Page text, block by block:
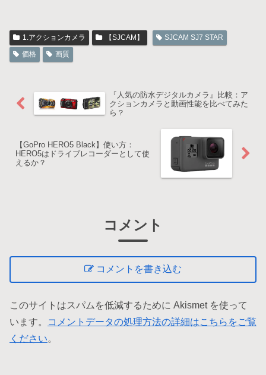
1.アクションカメラ 【SJCAM】
SJCAM SJ7 STAR
価格
画質
『人気の防水デジタルカメラ』比較：ア
クションカメラと動画性能を比べてみた
ら？
【GoPro HERO5 Black】使い方：
HERO5はドライブレコーダーとして使
えるか？
コメント
コメントを書き込む
このサイトはスパムを低減するために Akismet を使って
います。
コメントデータの処理方法の詳細はこちらをご覧
ください。